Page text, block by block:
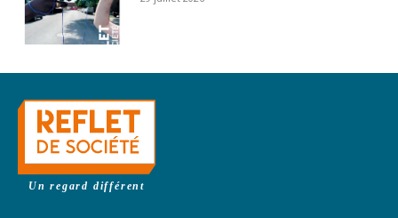
Un regard différent